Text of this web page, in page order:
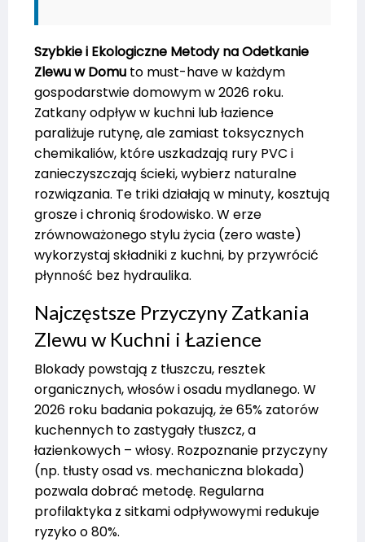
Szybkie i Ekologiczne Metody na Odetkanie
Zlewu w Domu to must-have w każdym
gospodarstwie domowym w 2026 roku.
Zatkany odpływ w kuchni lub łazience
paraliżuje rutynę, ale zamiast toksycznych
chemikaliów, które uszkadzają rury PVC i
zanieczyszczają ścieki, wybierz naturalne
rozwiązania. Te triki działają w minuty, kosztują
grosze i chronią środowisko. W erze
zrównoważonego stylu życia (zero waste)
wykorzystaj składniki z kuchni, by przywrócić
płynność bez hydraulika.
Najczęstsze Przyczyny Zatkania
Zlewu w Kuchni i Łazience
Blokady powstają z tłuszczu, resztek
organicznych, włosów i osadu mydlanego. W
2026 roku badania pokazują, że 65% zatorów
kuchennych to zastygały tłuszcz, a
łazienkowych – włosy. Rozpoznanie przyczyny
(np. tłusty osad vs. mechaniczna blokada)
pozwala dobrać metodę. Regularna
profilaktyka z sitkami odpływowymi redukuje
ryzyko o 80%.